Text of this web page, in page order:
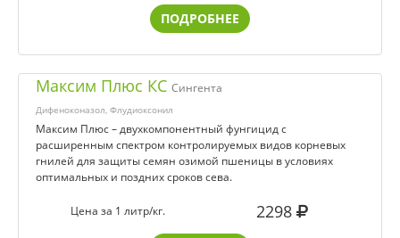
ПОДРОБНЕЕ
Максим Плюс КС Сингента
Дифеноконазол, Флудиоксонил
Максим Плюс – двухкомпонентный фунгицид с
расширенным спектром контролируемых видов корневых
гнилей для защиты семян озимой пшеницы в условиях
оптимальных и поздних сроков сева.
Цена за 1 литр/кг. 2298